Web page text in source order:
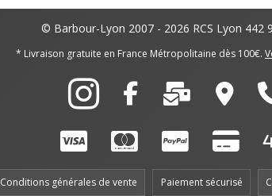
© Barbour-Lyon 2007 - 2026 RCS Lyon 442
* Livraison gratuite en France Métropolitaine dès 100€.
Conditions générales de vente Paiement sécurisé